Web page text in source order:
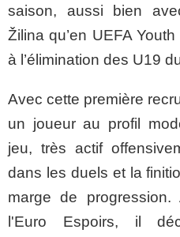
saison, aussi bien
Žilina qu’en UEFA
à l’élimination des U19
Avec cette première
un joueur au profil
jeu, très actif
dans les duels et la
marge de
l'Euro Espoirs, il